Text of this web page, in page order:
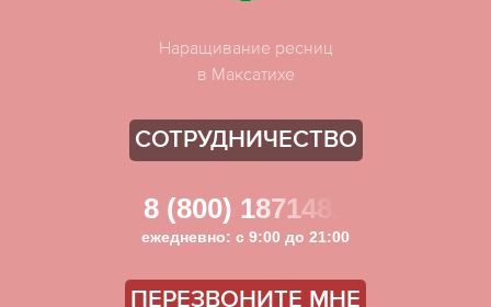
Наращивание ресниц
в Максатихе
СОТРУДНИЧЕСТВО
8 (800) 1871481
ежедневно: с 9:00 до 21:00
ПЕРЕЗВОНИТЕ МНЕ